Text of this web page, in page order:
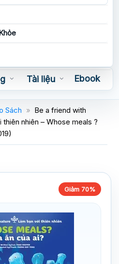
Tài liệu
Ebook
Sách » Be a friend with
thiên nhiên – Whose meals ?
Giảm 70%